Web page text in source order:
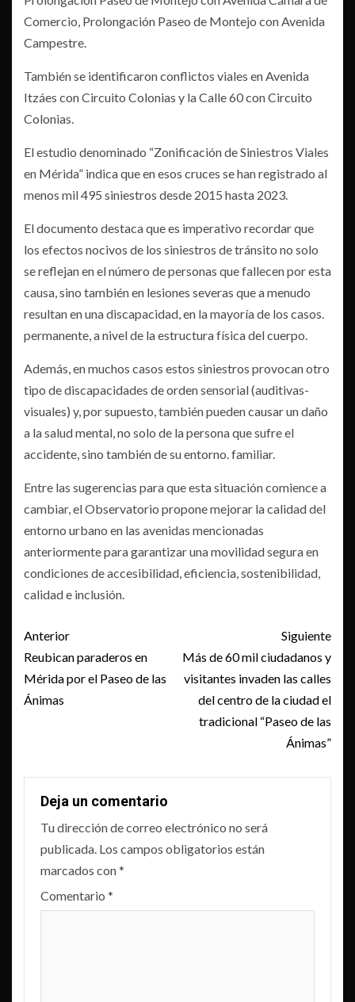
Comercio, Prolongación Paseo de Montejo con Avenida
Campestre.
También se identificaron conflictos viales en Avenida
Itzáes con Circuito Colonias y la Calle 60 con Circuito
Colonias.
El estudio denominado “Zonificación de Siniestros Viales
en Mérida” indica que en esos cruces se han registrado al
menos mil 495 siniestros desde 2015 hasta 2023.
El documento destaca que es imperativo recordar que
los efectos nocivos de los siniestros de tránsito no solo
se reflejan en el número de personas que fallecen por esta
causa, sino también en lesiones severas que a menudo
resultan en una discapacidad, en la mayoría de los casos.
permanente, a nivel de la estructura física del cuerpo.
Además, en muchos casos estos siniestros provocan otro
tipo de discapacidades de orden sensorial (auditivas-
visuales) y, por supuesto, también pueden causar un daño
a la salud mental, no solo de la persona que sufre el
accidente, sino también de su entorno. familiar.
Entre las sugerencias para que esta situación comience a
cambiar, el Observatorio propone mejorar la calidad del
entorno urbano en las avenidas mencionadas
anteriormente para garantizar una movilidad segura en
condiciones de accesibilidad, eficiencia, sostenibilidad,
calidad e inclusión.
Post
navigation
Anterior
Reubican paraderos en
Mérida por el Paseo de las
Ánimas
Siguiente
Más de 60 mil ciudadanos y
visitantes invaden las calles
del centro de la ciudad el
tradicional “Paseo de las
Ánimas”
Deja un comentario
Tu dirección de correo electrónico no será
publicada. Los campos obligatorios están
marcados con*
Comentario *